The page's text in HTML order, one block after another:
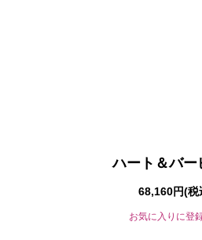
ハート＆バー
68,160円(税
お気に入りに